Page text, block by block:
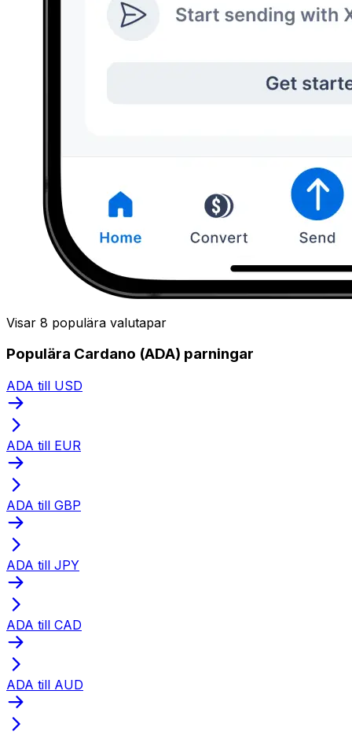
Visar 8 populära valutapar
Populära Cardano (ADA) parningar
ADA till USD
ADA till EUR
ADA till GBP
ADA till JPY
ADA till CAD
ADA till AUD